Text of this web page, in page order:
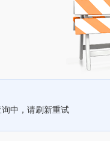
中，请刷新重试